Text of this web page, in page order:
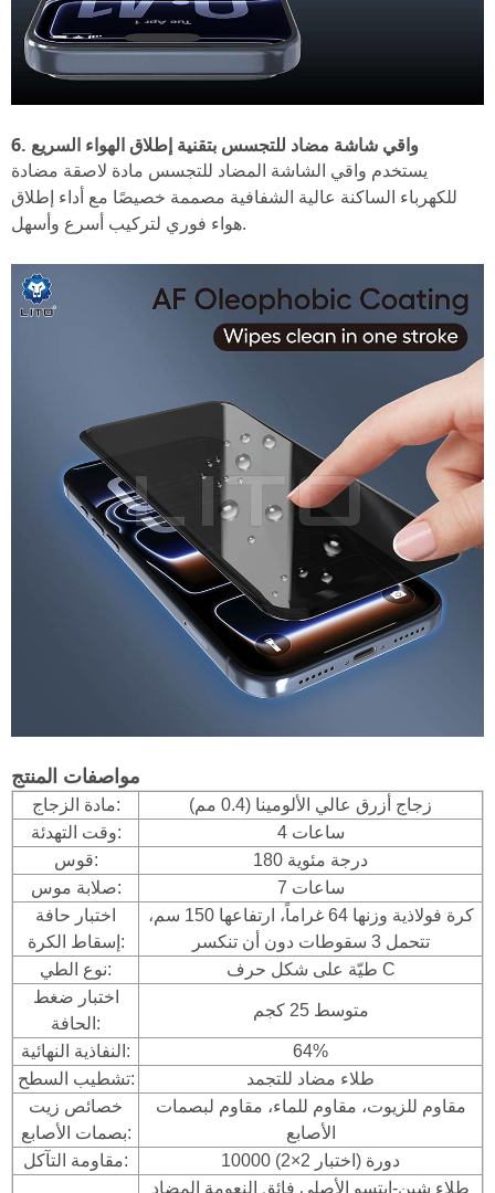
6. واقي شاشة مضاد للتجسس بتقنية إطلاق الهواء السريع
يستخدم واقي الشاشة المضاد للتجسس مادة لاصقة مضادة
للكهرباء الساكنة عالية الشفافية مصممة خصيصًا مع أداء إطلاق
هواء فوري لتركيب أسرع وأسهل.
مواصفات المنتج
مادة الزجاج:
زجاج أزرق عالي الألومينا (0.4 مم)
وقت التهدئة:
4 ساعات
قوس:
180 درجة مئوية
صلابة موس:
7 ساعات
اختبار حافة
إسقاط الكرة:
كرة فولاذية وزنها 64 غراماً، ارتفاعها 150 سم،
تتحمل 3 سقوطات دون أن تنكسر
نوع الطي:
طيّة على شكل حرف C
اختبار ضغط
الحافة:
متوسط 25 كجم
النفاذية النهائية:
64%
تشطيب السطح:
طلاء مضاد للتجمد
خصائص زيت
بصمات الأصابع:
مقاوم للزيوت، مقاوم للماء، مقاوم لبصمات
الأصابع
مقاومة التآكل:
10000 دورة (اختبار 2×2)
طلاء شين-إيتسو الأصلي فائق النعومة المضاد